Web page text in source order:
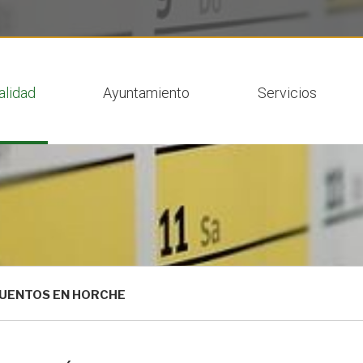
Ayuntamiento Servicios
EN HORCHE